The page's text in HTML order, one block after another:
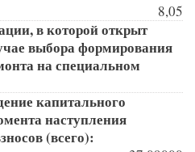
8,05
в которой открыт
выбора формирования
на специальном
капитального
наступления
(всего):